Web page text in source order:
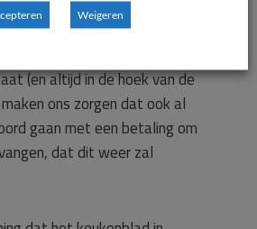
het een technisch probleem
en de kookplaat
(en altijd in de hoek van de
ons zorgen dat ook al
gaan met een betaling om
dat dit weer zal
Weigeren